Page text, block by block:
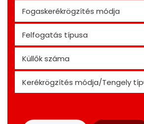
Fogaskerékrögzítés módja
Felfogatás típusa
Küllők száma
Kerékrögzítés módja/Tengely